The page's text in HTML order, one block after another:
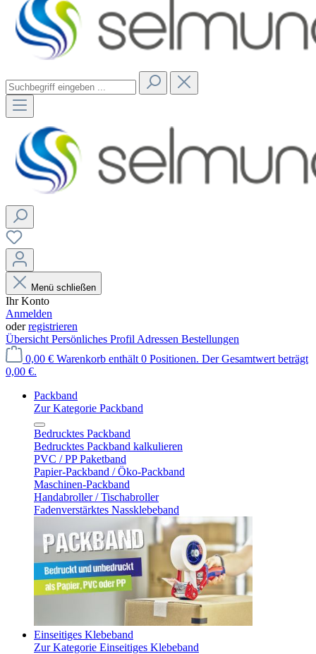
Menü schließen
Ihr Konto
Anmelden
oderregistrieren
Übersicht Persönliches Profil Adressen Bestellungen
0,00 € Warenkorb enthält 0 Positionen. Der Gesamtwert beträgt
0,00 €.
Packband
Zur Kategorie Packband
Bedrucktes Packband
Bedrucktes Packband kalkulieren
PVC / PP Paketband
Papier-Packband / Öko-Packband
Maschinen-Packband
Handabroller / Tischabroller
Fadenverstärktes Nassklebeband
Einseitiges Klebeband
Zur Kategorie Einseitiges Klebeband